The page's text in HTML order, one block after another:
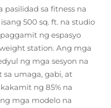
pasilidad sa fitness na
500 sq. ft. na studio
ng espasyo
station. Ang mga
ng mga sesyon na
umaga, gabi, at
ng 85% na
mga modelo na